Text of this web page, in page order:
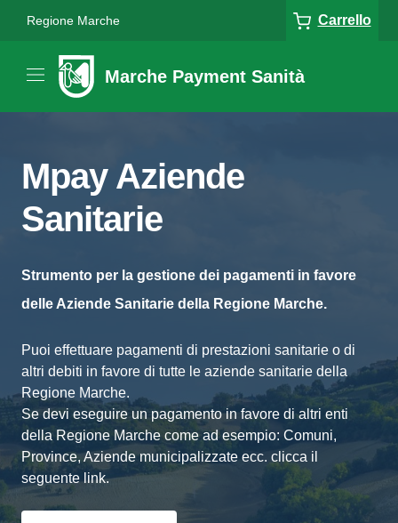
Regione Marche Carrello
Marche Payment Sanità
Mpay Aziende
Sanitarie
Strumento per la gestione dei pagamenti in favore
delle Aziende Sanitarie della Regione Marche.
Puoi effettuare pagamenti di prestazioni sanitarie o di
altri debiti in favore di tutte le aziende sanitarie della
Regione Marche.
Se devi eseguire un pagamento in favore di altri enti
della Regione Marche come ad esempio: Comuni,
Province, Aziende municipalizzate ecc. clicca il
seguente link.